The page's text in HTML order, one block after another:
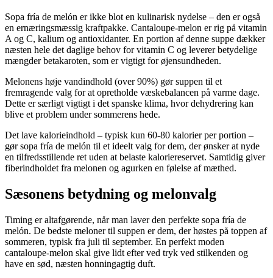
Sopa fría de melón er ikke blot en kulinarisk nydelse – den er også
en ernæringsmæssig kraftpakke. Cantaloupe-melon er rig på vitamin
A og C, kalium og antioxidanter. En portion af denne suppe dækker
næsten hele det daglige behov for vitamin C og leverer betydelige
mængder betakaroten, som er vigtigt for øjensundheden.
Melonens høje vandindhold (over 90%) gør suppen til et
fremragende valg for at opretholde væskebalancen på varme dage.
Dette er særligt vigtigt i det spanske klima, hvor dehydrering kan
blive et problem under sommerens hede.
Det lave kalorieindhold – typisk kun 60-80 kalorier per portion –
gør sopa fría de melón til et ideelt valg for dem, der ønsker at nyde
en tilfredsstillende ret uden at belaste kaloriereservet. Samtidig giver
fiberindholdet fra melonen og agurken en følelse af mæthed.
Sæsonens betydning og melonvalg
Timing er altafgørende, når man laver den perfekte sopa fría de
melón. De bedste meloner til suppen er dem, der høstes på toppen af
sommeren, typisk fra juli til september. En perfekt moden
cantaloupe-melon skal give lidt efter ved tryk ved stilkenden og
have en sød, næsten honningagtig duft.